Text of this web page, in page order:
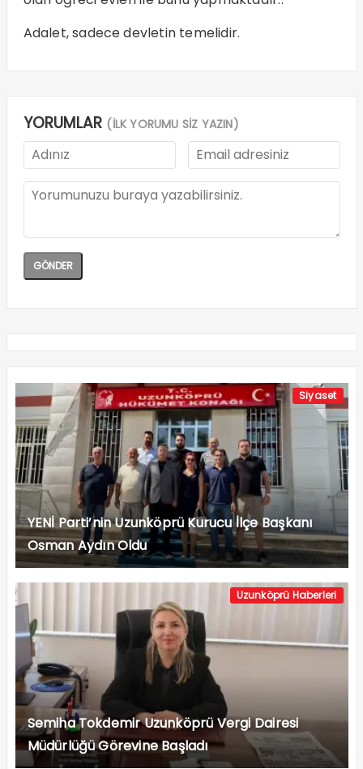
Adalet, sadece devletin temelidir.
YORUMLAR (İLK YORUMU SİZ YAZIN)
Siyaset
YENİ Parti’nin Uzunköprü Kurucu İlçe Başkanı
Osman Aydın Oldu
Uzunköprü Haberleri
Semiha Tokdemir Uzunköprü Vergi Dairesi
Müdürlüğü Görevine Başladı